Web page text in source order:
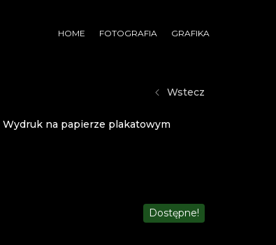
HOME FOTOGRAFIA GRAFIKA
Wstecz
Wydruk na papierze plakatowym
Dostępne!